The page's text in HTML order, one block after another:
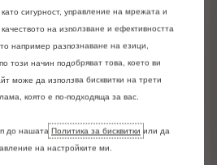
сигурност, управление на мрежата и
на използване и ефективността
например разпознаване на езици,
този начин подобряват това, което ви
може да използва бисквитки на трети
която е по-подходяща за вас.
до нашата Политика за бисквитки или да
на настройките ми.